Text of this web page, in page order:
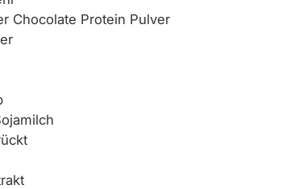
Chocolate Protein Pulver